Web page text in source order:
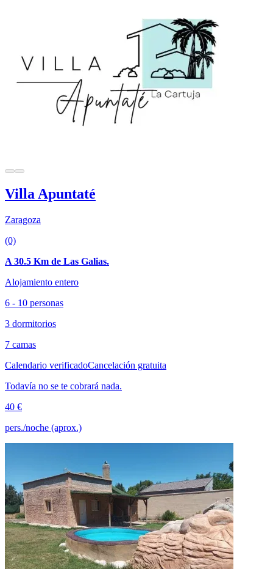
Villa Apuntaté
Zaragoza
(0)
A 30.5 Km de Las Galias.
Alojamiento entero
6 - 10 personas
3 dormitorios
7 camas
Calendario verificadoCancelación gratuita
Todavía no se te cobrará nada.
40 €
pers./noche (aprox.)